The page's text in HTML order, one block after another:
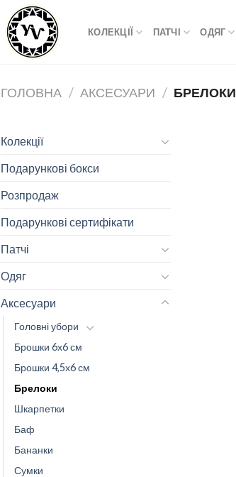
КОЛЕКЦІЇ ПАТЧІ ОДЯГ
ГОЛОВНА / АКСЕСУАРИ / БРЕЛОКИ
Колекції
Подарункові бокси
Розпродаж
Подарункові сертифікати
Патчі
Одяг
Аксесуари
Головні убори
Брошки 6х6 см
Брошки 4,5х6 см
Брелоки
Шкарпетки
Баф
Бананки
Сумки